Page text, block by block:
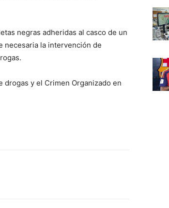
negras adheridas al casco de un
necesaria la intervención de
drogas y el Crimen Organizado en